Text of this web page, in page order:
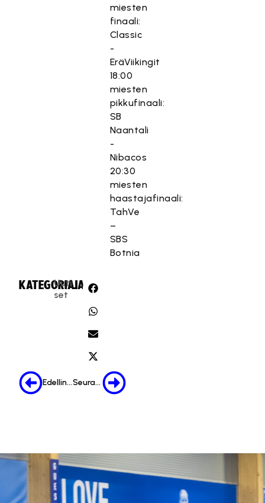
miesten
finaali:
Classic
-
EräViikingit
18:00
miesten
pikkufinaali:
SB
Naantali
-
Nibacos
20:30
miesten
haastajafinaali:
TahVe
–
SBS
Botnia
KATEGORIA:
Uuti
set
JAA:
Edellinen Seuraava